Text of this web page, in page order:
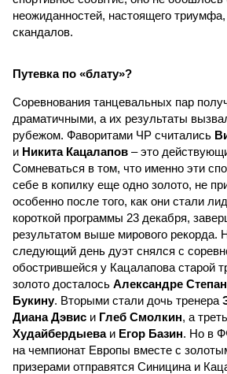
неожиданностей, настоящего
скандалов.
Путевка по «блату»?
Соревнования танцевальных пар
драматичными, а их результаты
рубежом. Фаворитами ЧР считались
и Никита Кацалапов – это
Сомневаться в том, что именно эти
себе в копилку еще одно золото, не
особенно после того, как они стали
короткой программы 23 декабря,
результатом выше мирового рекорда.
следующий день дуэт снялся с
обострившейся у Кацалапова старой
золото досталось Александре
Букину. Вторыми стали дочь тренера
Диана Дэвис и Глеб Смолкин, а
Худайбердыеваи Егор Базин. Но в
на чемпионат Европы вместе с
призерами отправятся Синицина и